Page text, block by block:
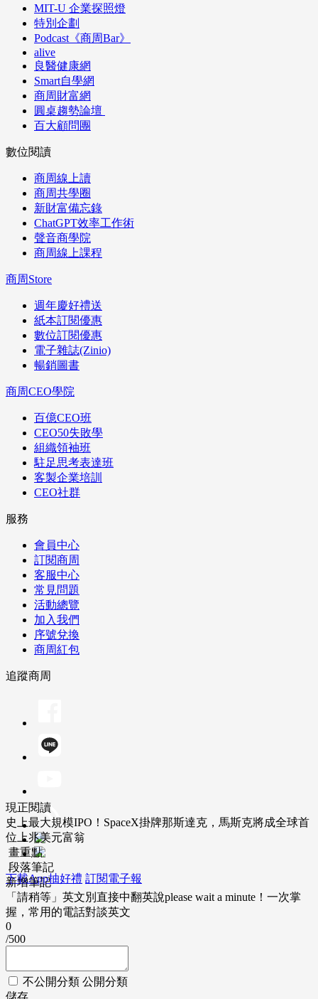
MIT-U 企業探照燈
特別企劃
Podcast《商周Bar》
alive
良醫健康網
Smart自學網
商周財富網
圓桌趨勢論壇
百大顧問團
數位閱讀
商周線上讀
商周共學圈
新財富備忘錄
ChatGPT效率工作術
聲音商學院
商周線上課程
商周Store
週年慶好禮送
紙本訂閱優惠
數位訂閱優惠
電子雜誌(Zinio)
暢銷圖書
商周CEO學院
百億CEO班
CEO50失敗學
組織領袖班
駐足思考表達班
客製企業培訓
CEO社群
服務
會員中心
訂閱商周
客服中心
常見問題
活動總覽
加入我們
序號兌換
商周紅包
追蹤商周
下載App抽好禮 訂閱電子報
現正閱讀
史上最大規模IPO！SpaceX掛牌那斯達克，馬斯克將成全球首
位上兆美元富翁
畫重點
段落筆記
新增筆記
「請稍等」英文別直接中翻英說please wait a minute！一次掌
握，常用的電話對談英文
0
/500
不公開分類 公開分類
儲存